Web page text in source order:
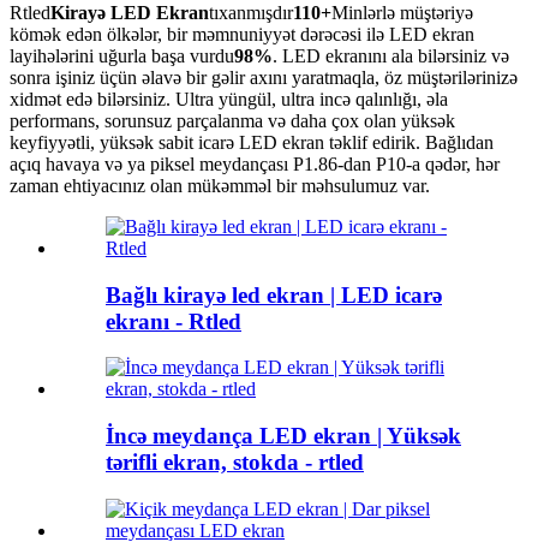
RtledKirayə LED Ekrantıxanmışdır110+Minlərlə müştəriyə
kömək edən ölkələr, bir məmnuniyyət dərəcəsi ilə LED ekran
layihələrini uğurla başa vurdu98%. LED ekranını ala bilərsiniz və
sonra işiniz üçün əlavə bir gəlir axını yaratmaqla, öz müştərilərinizə
xidmət edə bilərsiniz. Ultra yüngül, ultra incə qalınlığı, əla
performans, sorunsuz parçalanma və daha çox olan yüksək
keyfiyyətli, yüksək sabit icarə LED ekran təklif edirik. Bağlıdan
açıq havaya və ya piksel meydançası P1.86-dan P10-a qədər, hər
zaman ehtiyacınız olan mükəmməl bir məhsulumuz var.
Bağlı kirayə led ekran | LED icarə
ekranı - Rtled
İncə meydança LED ekran | Yüksək
tərifli ekran, stokda - rtled